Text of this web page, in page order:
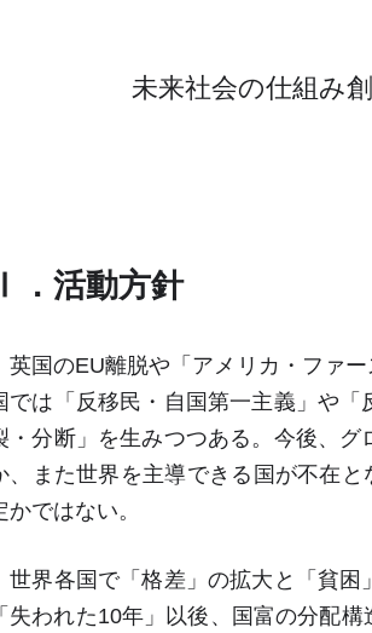
未来社会の仕組み
．活動方針
国のEU離脱や「アメリカ・ファ
では「反移民・自国第一主義」や
・分断」を生みつつある。今後、
、また世界を主導できる国が不在と
かではない。
界各国で「格差」の拡大と「貧困
失われた10年」以後、国富の分配構